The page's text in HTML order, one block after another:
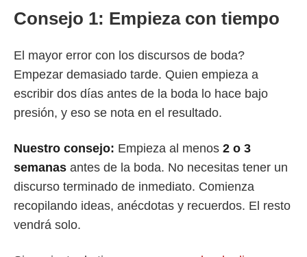
Consejo 1: Empieza con tiempo
El mayor error con los discursos de boda?
Empezar demasiado tarde. Quien empieza a
escribir dos días antes de la boda lo hace bajo
presión, y eso se nota en el resultado.
Nuestro consejo: Empieza al menos 2 o 3
semanas antes de la boda. No necesitas tener un
discurso terminado de inmediato. Comienza
recopilando ideas, anécdotas y recuerdos. El resto
vendrá solo.